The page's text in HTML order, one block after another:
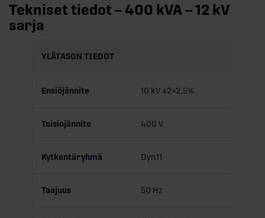
Tekniset tiedot – 400 kVA – 12 kV
sarja
YLÄTASON TIEDOT
Ensiöjännite 10 kV ±2×2,5%
Toisiojännite 400 V
Kytkentäryhmä Dyn11
Taajuus 50 Hz